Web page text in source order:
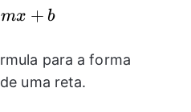
mx + b
para a forma
uma reta.